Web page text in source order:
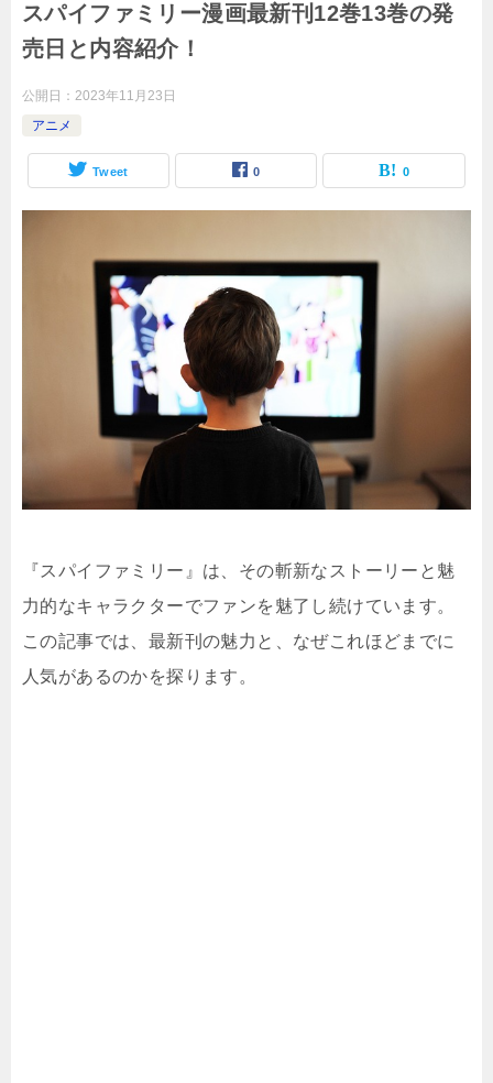
スパイファミリー漫画最新刊12巻13巻の発
売日と内容紹介！
公開日： 2023年11月23日
アニメ
Tweet 0 0
『スパイファミリー』は、その斬新なストーリーと魅
力的なキャラクターでファンを魅了し続けています。
この記事では、最新刊の魅力と、なぜこれほどまでに
人気があるのかを探ります。